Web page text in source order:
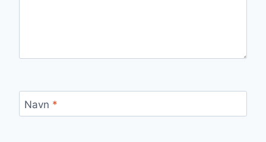
Navn *